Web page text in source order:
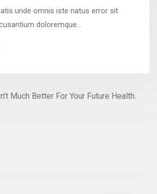
unde omnis iste natus error sit
doloremque...